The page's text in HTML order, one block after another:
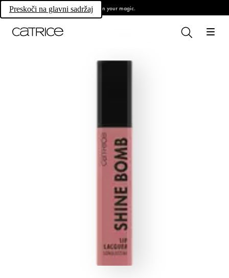
Preskoči na glavni sadržaj Own your magic.